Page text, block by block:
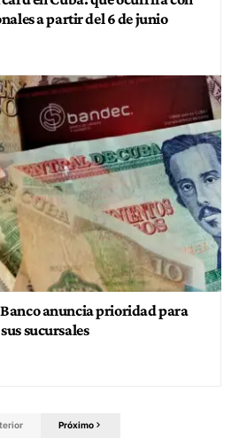
a partir del 6 de junio
Banco anuncia prioridad para
sucursales
Próximo